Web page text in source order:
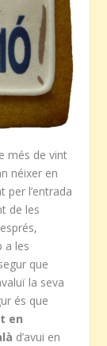
més de vint
néixer en
l’entrada
de les
a les
que
la seva
és que
en
d’avui en